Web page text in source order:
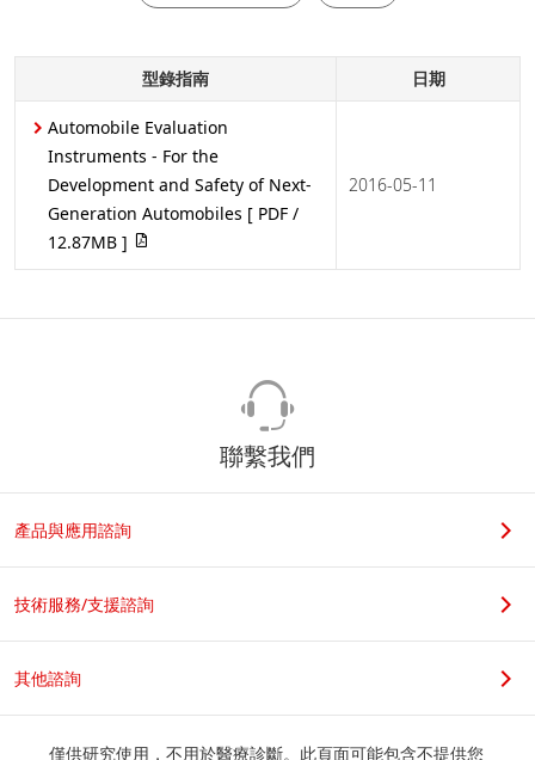
型錄指南 日期
Automobile Evaluation
Instruments - For the
Development and Safety of Next-
Generation Automobiles [ PDF /
12.87MB ]
2016-05-11
聯繫我們
產品與應用諮詢
技術服務/支援諮詢
其他諮詢
僅供研究使用，不用於醫療診斷。此頁面可能包含不提供您